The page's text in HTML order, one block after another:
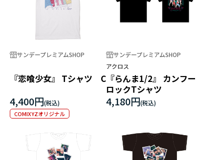
サンデープレミアムSHOP
『恋喰少女』 Tシャツ C
4,400円
COMIXYZオリジナル
サンデープレミアムSHOP
アクロス
『らんま1/2』 カンフー
ロックTシャツ
4,180円